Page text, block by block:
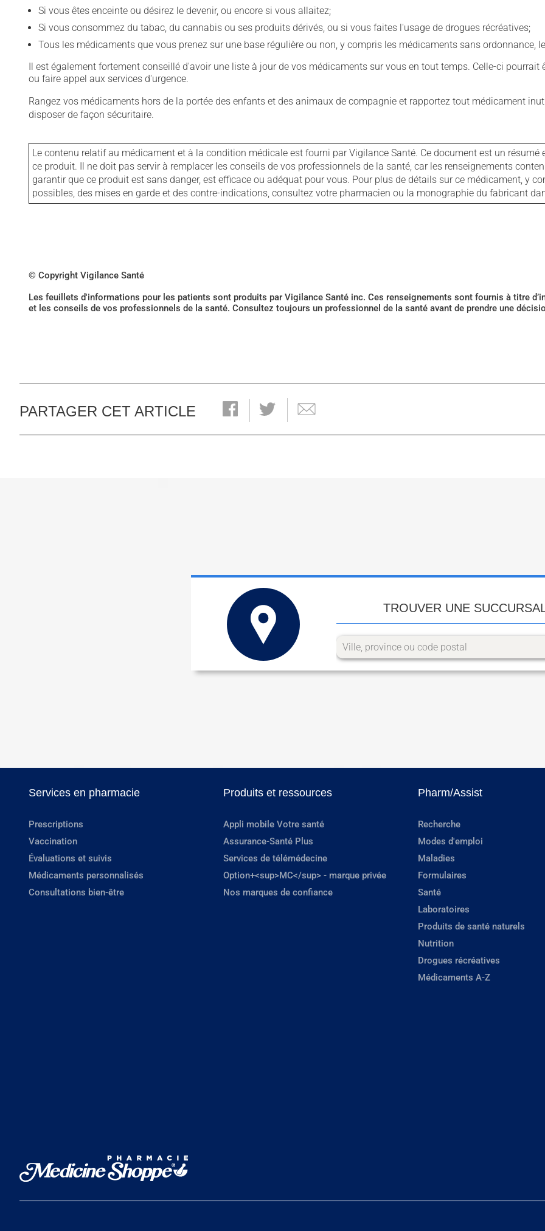
Si vous êtes enceinte ou désirez le devenir, ou encore si vous allaitez;
Si vous consommez du tabac, du cannabis ou ses produits dérivés, ou si vous faites l'usage de drogues récréatives;
Tous les médicaments que vous prenez sur une base régulière ou non, y compris les médicaments sans ordonnance,
Il est également fortement conseillé d'avoir une liste à jour de vos médicaments sur vous en tout temps. Celle-ci
ou faire appel aux services d'urgence.
Rangez vos médicaments hors de la portée des enfants et des animaux de compagnie et rapportez tout médicament
disposer de façon sécuritaire.
Le contenu relatif au médicament et à la condition médicale est fourni par Vigilance Santé. Ce document est un
ce produit. Il ne doit pas servir à remplacer les conseils de vos professionnels de la santé, car les renseignements
garantir que ce produit est sans danger, est efficace ou adéquat pour vous. Pour plus de détails sur ce médicament, y
possibles, des mises en garde et des contre-indications, consultez votre pharmacien ou la monographie du fabricant
© Copyright Vigilance Santé
Les feuillets d'informations pour les patients sont produits par Vigilance Santé inc. Ces renseignements sont fournis à titre
et les conseils de vos professionnels de la santé. Consultez toujours un professionnel de la santé avant de prendre une
PARTAGER CET ARTICLE
TROUVER UNE
Services en pharmacie
Prescriptions
Vaccination
Évaluations et suivis
Médicaments personnalisés
Consultations bien-être
Produits et ressources
Appli mobile Votre santé
Assurance-Santé Plus
Services de télémédecine
Option+<sup>MC</sup> - marque privée
Nos marques de confiance
Pharm/Assist
Recherche
Modes d'emploi
Maladies
Formulaires
Santé
Laboratoires
Produits de santé naturels
Nutrition
Drogues récréatives
Médicaments A-Z